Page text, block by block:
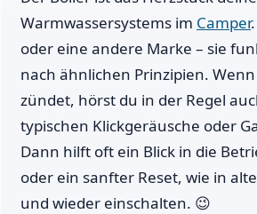
Warmwassersystems im Camper
oder eine andere Marke – sie
nach ähnlichen Prinzipien.
zündet, hörst du in der Regel
typischen Klickgeräusche oder
Dann hilft oft ein Blick in die
oder ein sanfter Reset, wie in
und wieder einschalten. 😉